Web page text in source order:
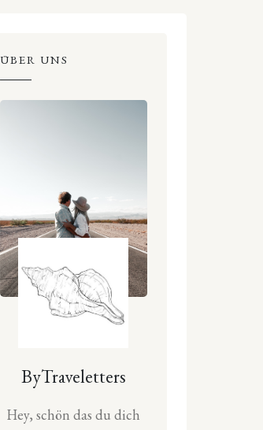
ÜBER UNS
ByTraveletters
Hey, schön das du dich